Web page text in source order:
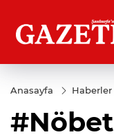
Anasayfa Haberler
#Nöbet